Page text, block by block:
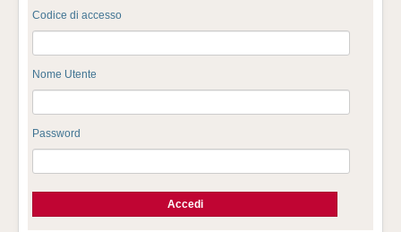
Codice di accesso
Nome Utente
Password